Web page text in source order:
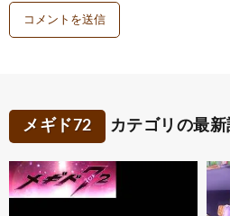
メギド72 カテゴリの最